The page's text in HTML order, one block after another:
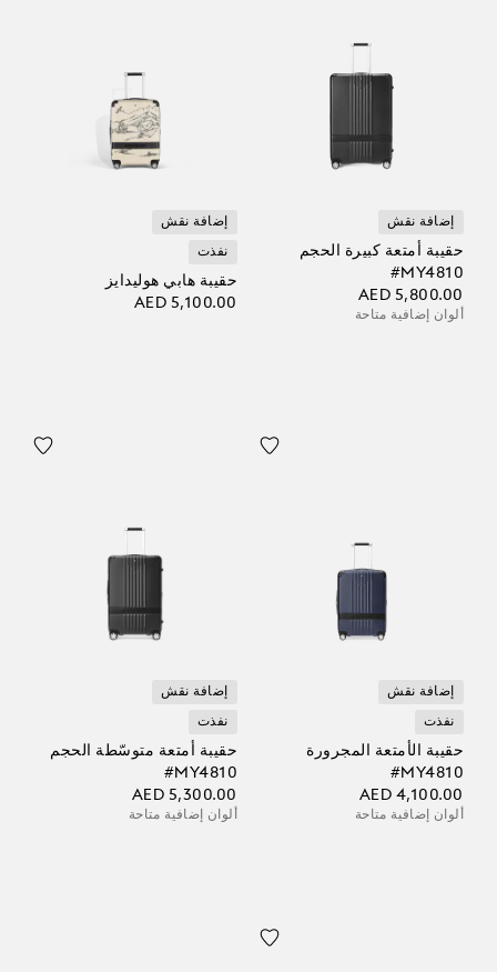
إضافة نقش
حقيبة أمتعة كبيرة الحجم
‎#MY4810
AED 5,800.00
ألوان إضافية متاحة
إضافة نقش
نفذت
حقيبة هابي هوليدايز
AED 5,100.00
إضافة نقش
نفذت
حقيبة الأمتعة المجرورة
‎#MY4810
AED 4,100.00
ألوان إضافية متاحة
إضافة نقش
نفذت
حقيبة أمتعة متوسّطة الحجم
‎#MY4810
AED 5,300.00
ألوان إضافية متاحة